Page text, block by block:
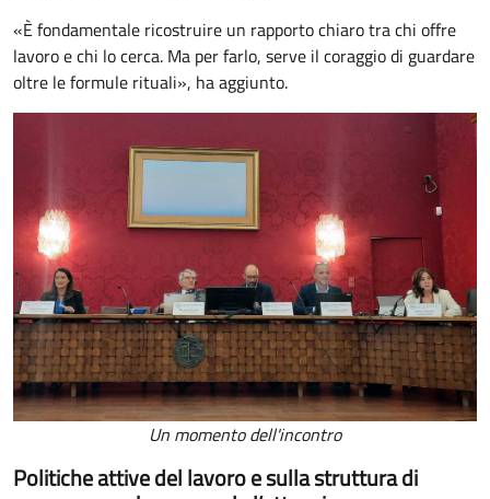
«È fondamentale ricostruire un rapporto chiaro tra chi offre
lavoro e chi lo cerca. Ma per farlo, serve il coraggio di guardare
oltre le formule rituali», ha aggiunto.
Un momento dell'incontro
Politiche attive del lavoro e sulla struttura di